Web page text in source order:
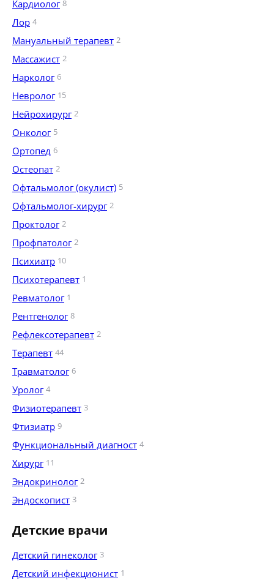
Кардиолог 8
Лор 4
Мануальный терапевт 2
Массажист 2
Нарколог 6
Невролог 15
Нейрохирург 2
Онколог 5
Ортопед 6
Остеопат 2
Офтальмолог (окулист) 5
Офтальмолог-хирург 2
Проктолог 2
Профпатолог 2
Психиатр 10
Психотерапевт 1
Ревматолог 1
Рентгенолог 8
Рефлексотерапевт 2
Терапевт 44
Травматолог 6
Уролог 4
Физиотерапевт 3
Фтизиатр 9
Функциональный диагност 4
Хирург 11
Эндокринолог 2
Эндоскопист 3
Детские врачи
Детский гинеколог 3
Детский инфекционист 1